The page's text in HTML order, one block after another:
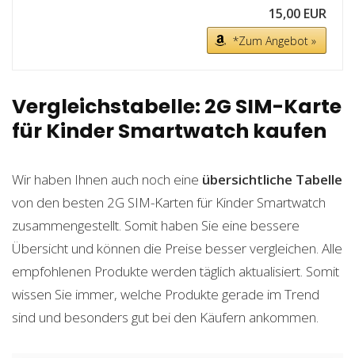
15,00 EUR
*Zum Angebot »
Vergleichstabelle: 2G SIM-Karte
für Kinder Smartwatch kaufen
Wir haben Ihnen auch noch eine übersichtliche Tabelle
von den besten 2G SIM-Karten für Kinder Smartwatch
zusammengestellt. Somit haben Sie eine bessere
Übersicht und können die Preise besser vergleichen. Alle
empfohlenen Produkte werden täglich aktualisiert. Somit
wissen Sie immer, welche Produkte gerade im Trend
sind und besonders gut bei den Käufern ankommen.